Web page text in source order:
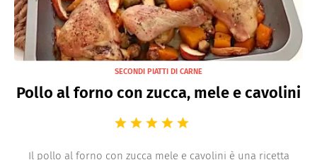
SECONDI PIATTI DI CARNE
Pollo al forno con zucca, mele e cavolini
Il pollo al forno con zucca mele e cavolini è una ricetta